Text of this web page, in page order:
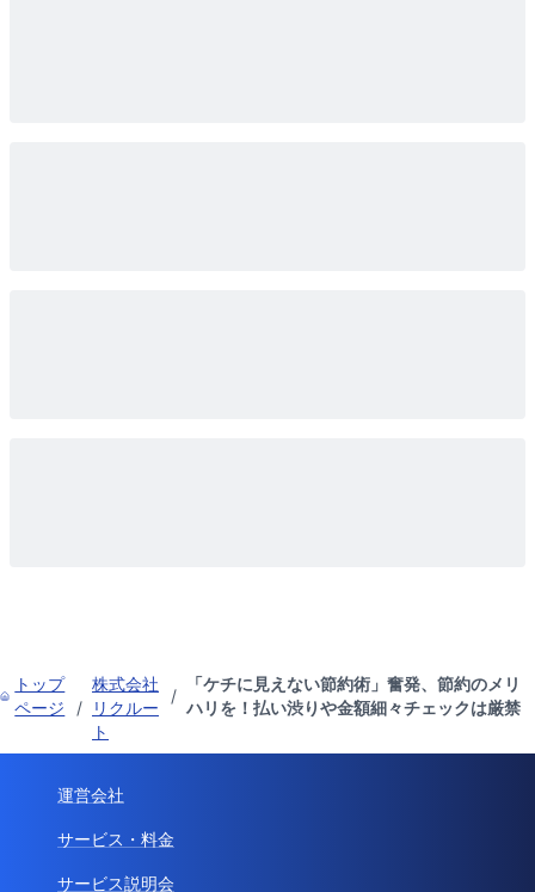
トップ
ページ
/
株式会社
リクルー
ト
/
「ケチに見えない節約術」奮発、節約のメリ
ハリを！払い渋りや金額細々チェックは厳禁
運営会社
サービス・料金
サービス説明会